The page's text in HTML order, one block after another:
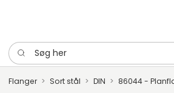
Søg her
Flanger Sort stål DIN 86044 -